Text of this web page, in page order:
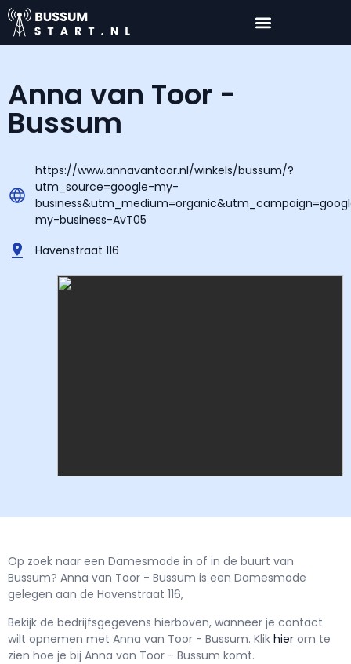
Anna van Toor -
Bussum
https://www.annavantoor.nl/winkels/bussum/?
utm_source=google-my-
my-business-AvT05
Havenstraat 116
Op zoek naar een Damesmode in of in de buurt van
Bussum? Anna van Toor - Bussum is een Damesmode
gelegen aan de Havenstraat 116,
Bekijk de bedrijfsgegevens hierboven, wanneer je contact
wilt opnemen met Anna van Toor - Bussum. Klik hier om te
zien hoe je bij Anna van Toor - Bussum komt.